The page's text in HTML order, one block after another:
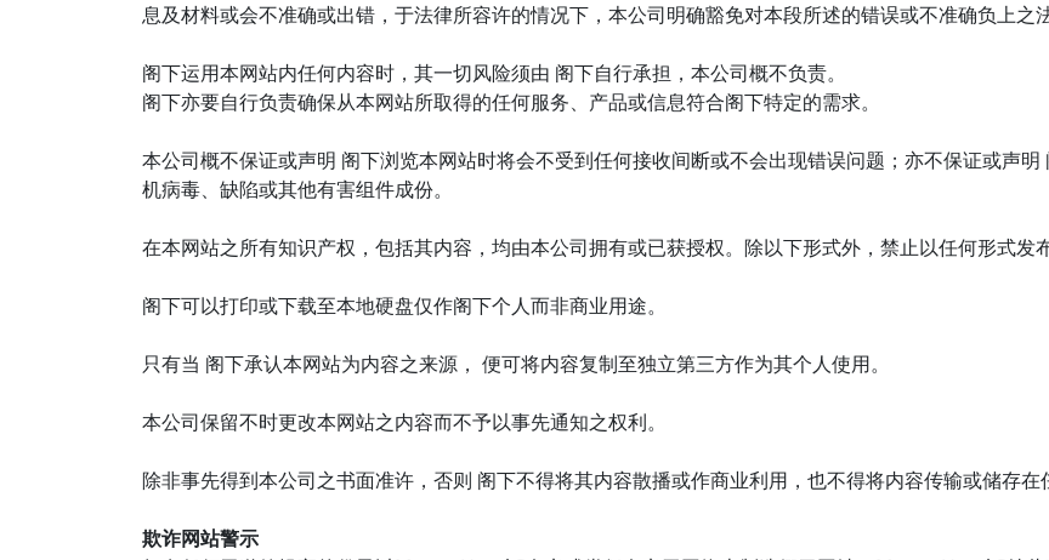
息及材料或会不准确或出错，于法律所容许的情况下，本公司明确豁免对本段所述的错误或不准确负上之法
阁下运用本网站内任何内容时，其一切风险须由 阁下自行承担，本公司概不负责。
阁下亦要自行负责确保从本网站所取得的任何服务、产品或信息符合阁下特定的需求。
本公司概不保证或声明 阁下浏览本网站时将会不受到任何接收间断或不会出现错误问题；亦不保证或声
机病毒、缺陷或其他有害组件成份。
在本网站之所有知识产权，包括其内容，均由本公司拥有或已获授权。除以下形式外，禁止以任何形式发
阁下可以打印或下载至本地硬盘仅作阁下个人而非商业用途。
只有当 阁下承认本网站为内容之来源， 便可将内容复制至独立第三方作为其个人使用。
本公司保留不时更改本网站之内容而不予以事先通知之权利。
除非事先得到本公司之书面准许，否则 阁下不得将其内容散播或作商业利用，也不得将内容传输或储存在
欺诈网站警示